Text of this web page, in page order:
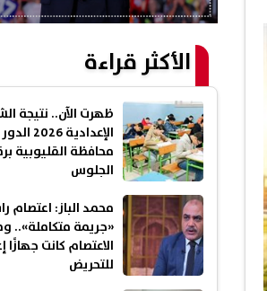
الأكثر قراءة
ظهرت الآن.. نتيجة
الإعدادية
محافظة القليوبية
الجلوس
محمد الباز: اعتصام
«جريمة متكاملة»..
الاعتصام كانت جهازًا
للتحريض